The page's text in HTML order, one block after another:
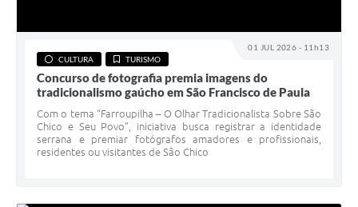
01 JUL 2026 - 11h13
CULTURA TURISMO
Concurso de fotografia premia imagens do
tradicionalismo gaúcho em São Francisco de Paula
Com o tema “Farroupilha – O Olhar Tradicionalista Sobre São
Chico e Seu Povo”, iniciativa busca registrar a identidade
serrana e premiar fotógrafos amadores e profissionais,
residentes ou visitantes de São Chico